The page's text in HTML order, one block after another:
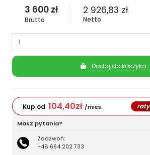
3 600 zł
Brutto
2 926,83 zł
Netto
Dodaj do koszyka
Kup od 104,40zł /mies. raty
Masz pytania?
Zadzwoń:
+48 664 202 733